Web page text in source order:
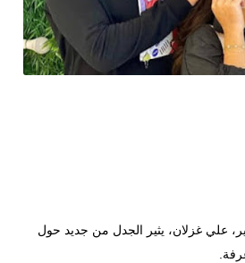
علي غزلان، يثير الجدل من جديد حول